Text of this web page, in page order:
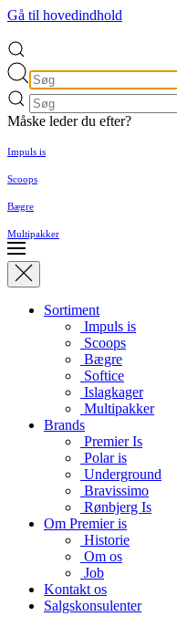
Gå til hovedindhold
Måske leder du efter?
Impuls is
Scoops
Bægre
Multipakker
Sortiment
Impuls is
Scoops
Bægre
Softice
Islagkager
Multipakker
Brands
Premier Is
Polar is
Underground
Bravissimo
Rønbjerg Is
Om Premier is
Historie
Om os
Job
Kontakt os
Salgskonsulenter